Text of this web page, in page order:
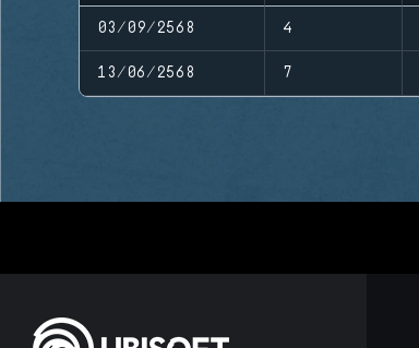
03/09/2568 4
13/06/2568 7